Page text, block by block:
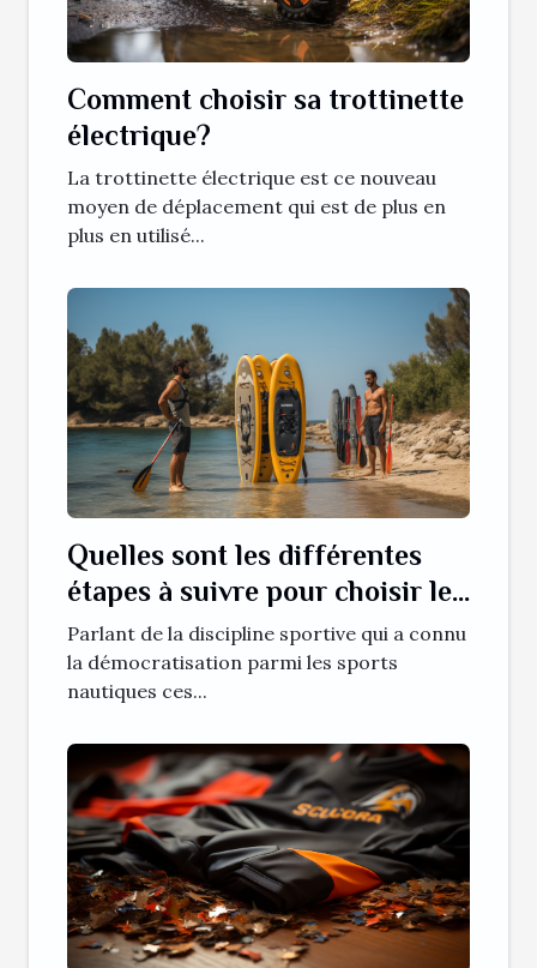
Comment choisir sa trottinette
électrique?
La trottinette électrique est ce nouveau
moyen de déplacement qui est de plus en
plus en utilisé...
Quelles sont les différentes
étapes à suivre pour choisir le
SUP (paddle) gonflable ?
Parlant de la discipline sportive qui a connu
la démocratisation parmi les sports
nautiques ces...